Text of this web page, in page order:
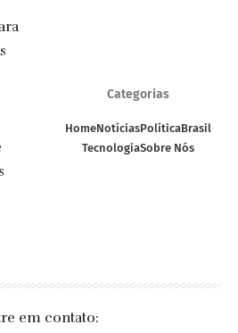
Categorias
HomeNotíciasPolíticaBrasil
TecnologiaSobre Nós
em contato: